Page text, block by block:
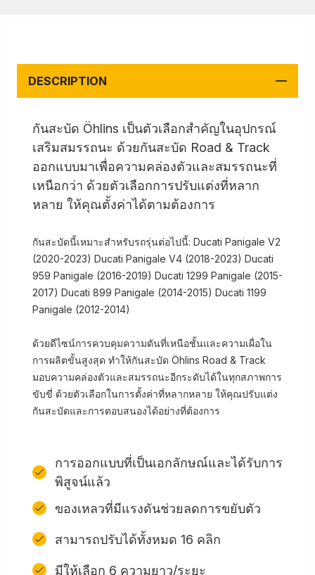
DESCRIPTION
กันสะบัด Öhlins เป็นตัวเลือกสำคัญในอุปกรณ์
เสริมสมรรถนะ ด้วยกันสะบัด Road & Track
ออกแบบมาเพื่อความคล่องตัวและสมรรถนะที่
เหนือกว่า ด้วยตัวเลือกการปรับแต่งที่หลาก
หลาย ให้คุณตั้งค่าได้ตามต้องการ
กันสะบัดนี้เหมาะสำหรับรถรุ่นต่อไปนี้: Ducati Panigale V2
(2020-2023) Ducati Panigale V4 (2018-2023) Ducati
959 Panigale (2016-2019) Ducati 1299 Panigale (2015-
2017) Ducati 899 Panigale (2014-2015) Ducati 1199
Panigale (2012-2014)
ด้วยดีไซน์การควบคุมความดันที่เหนือชั้นและความเผื่อใน
การผลิตขั้นสูงสุด ทำให้กันสะบัด Öhlins Road & Track
มอบความคล่องตัวและสมรรถนะอีกระดับได้ในทุกสภาพการ
ขับขี่ ด้วยตัวเลือกในการตั้งค่าที่หลากหลาย ให้คุณปรับแต่ง
กันสะบัดและการตอบสนองได้อย่างที่ต้องการ
การออกแบบที่เป็นเอกลักษณ์และได้รับการ
พิสูจน์แล้ว
ของเหลวที่มีแรงดันช่วยลดการขยับตัว
สามารถปรับได้ทั้งหมด 16 คลิก
มีให้เลือก 6 ความยาว/ระยะ